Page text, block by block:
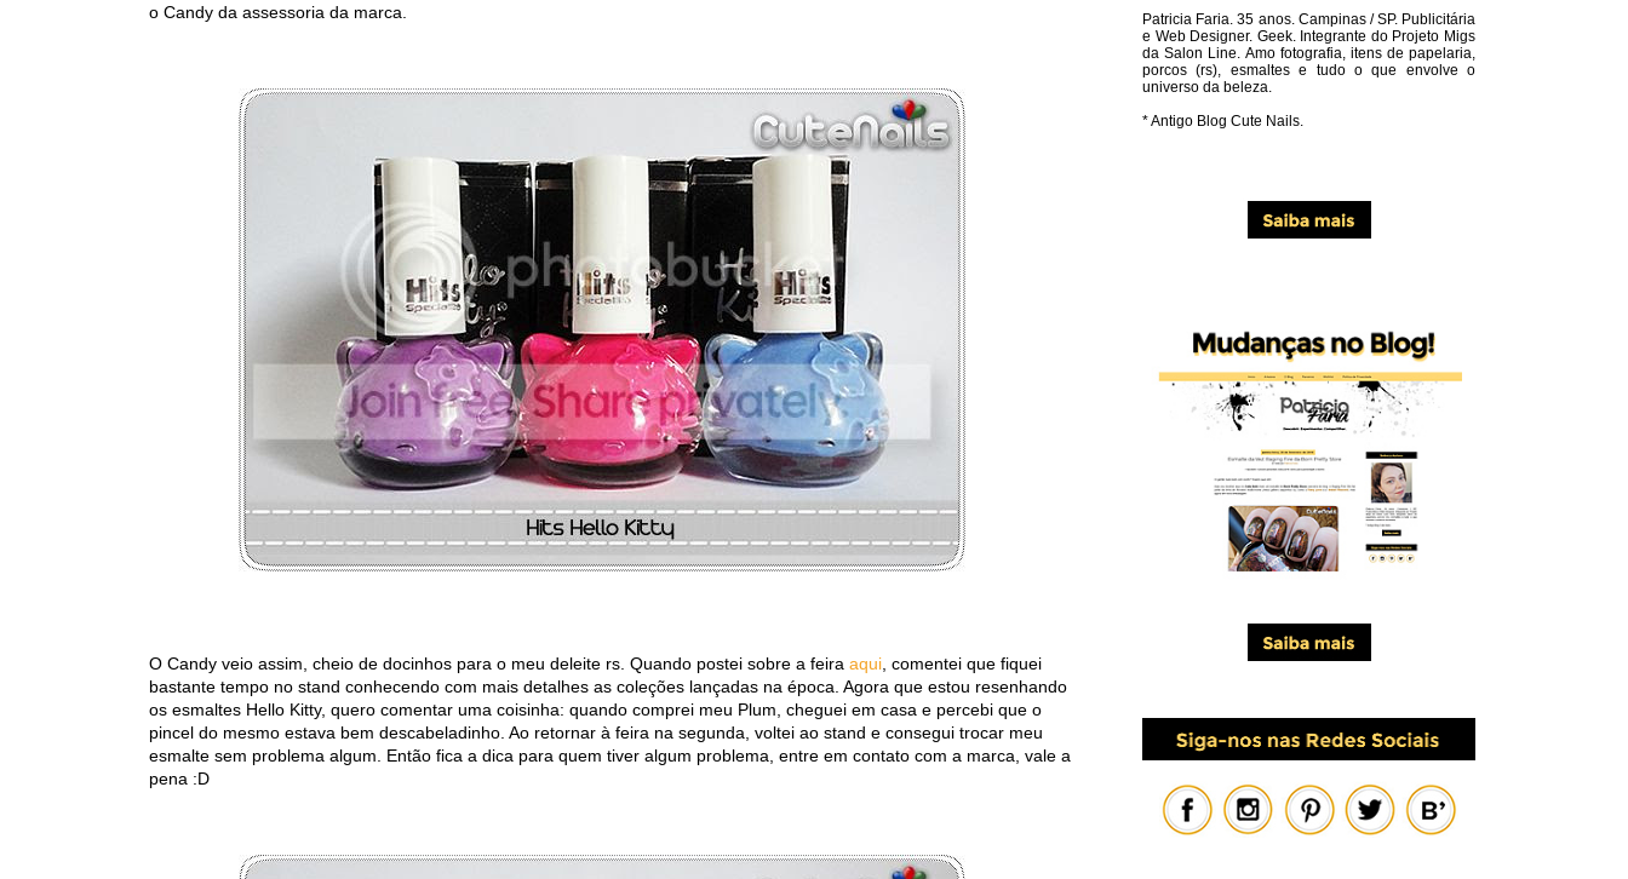
o Candy da assessoria da marca.
O Candy veio assim, cheio de docinhos para o meu deleite rs. Quando postei sobre a feira aqui , comentei que fiquei
bastante tempo no stand conhecendo com mais detalhes as coleções lançadas na época. Agora que estou resenhando
os esmaltes Hello Kitty, quero comentar uma coisinha: quando comprei meu Plum, cheguei em casa e percebi que o
pincel do mesmo estava bem descabeladinho. Ao retornar à feira na segunda, voltei ao stand e consegui trocar meu
esmalte sem problema algum. Então fica a dica para quem tiver algum problema, entre em contato com a marca, vale a
pena :D
Patricia Faria.35 anos. Campinas / SP. Publicitária
e Web Designer. Geek. Integrante do Projeto Migs
da Salon Line. Amo fotografia, itens de papelaria,
porcos (rs), esmaltes e tudo o que envolve o
universo da beleza.
* Antigo Blog Cute Nails.